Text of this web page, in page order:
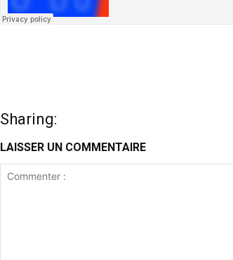
Sharing:
LAISSER UN COMMENTAIRE